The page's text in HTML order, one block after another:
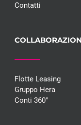
Contatti
Flotte Leasing
Gruppo Hera
Conti 360°